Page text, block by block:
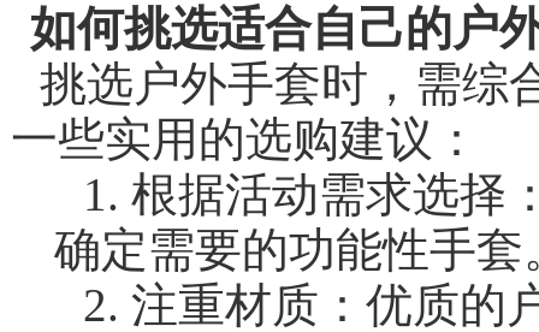
如何挑选适合自己的户
挑选户外手套时，需综
一些实用的选购建议：
1. 根据活动需求选择
确定需要的功能性手套
2. 注重材质：优质的户